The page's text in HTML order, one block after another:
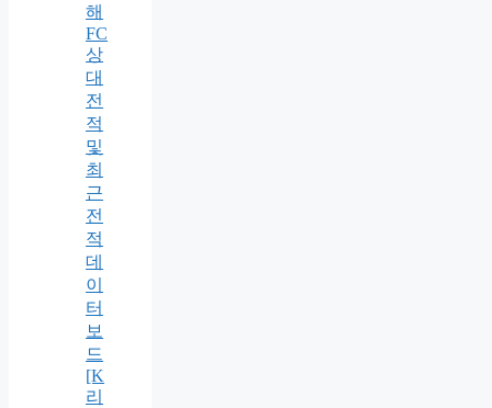
해
FC
상
대
전
적
및
최
근
전
적
데
이
터
보
드
[K
리